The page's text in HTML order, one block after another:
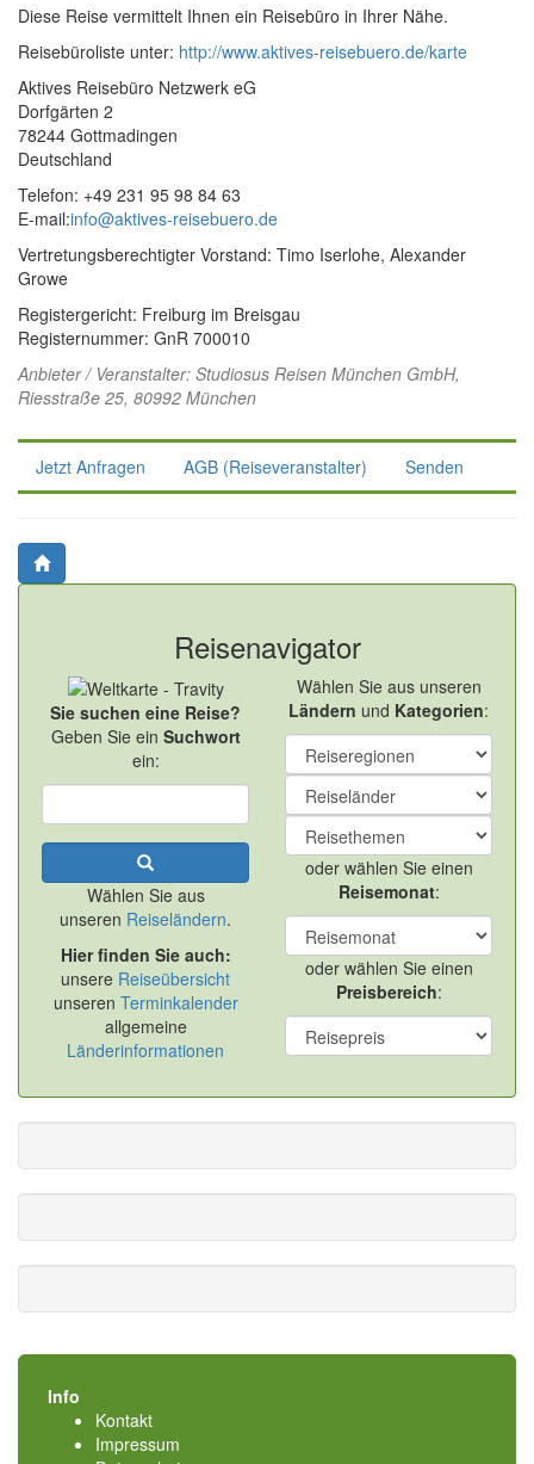
Diese Reise vermittelt Ihnen ein Reisebüro in Ihrer Nähe.
Reisebüroliste unter: http://www.aktives-reisebuero.de/karte
Aktives Reisebüro Netzwerk eG
Dorfgärten 2
78244 Gottmadingen
Deutschland
Telefon: +49 231 95 98 84 63
E-mail:info@aktives-reisebuero.de
Vertretungsberechtigter Vorstand: Timo Iserlohe, Alexander
Growe
Registergericht: Freiburg im Breisgau
Registernummer: GnR 700010
Anbieter / Veranstalter: Studiosus Reisen München GmbH,
Riesstraße 25, 80992 München
Jetzt Anfragen AGB (Reiseveranstalter) Senden
Reisenavigator
Sie suchen eine Reise?
Geben Sie ein Suchwort
ein:
Wählen Sie aus
unseren Reiseländern.
Hier finden Sie auch:
unsere Reiseübersicht
unseren Terminkalender
allgemeine
Länderinformationen
Wählen Sie aus unseren
Ländern und Kategorien:
oder wählen Sie einen
Reisemonat:
oder wählen Sie einen
Preisbereich:
Info
Kontakt
Impressum